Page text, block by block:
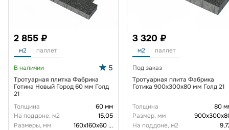
2 855 ₽
м2 паллет
В наличии 5
Тротуарная плитка Фабрика
Готика Новый Город 60 мм Голд
21
Толщина
60 мм
На поддоне, м2
15,05
Размеры, мм
160х160х60...
3 320 ₽
м2 паллет
Под заказ
Тротуарная плита Фабрика
Готика 900х300х80 мм Голд 21
Толщина
80
Размер, мм
На поддоне, м2